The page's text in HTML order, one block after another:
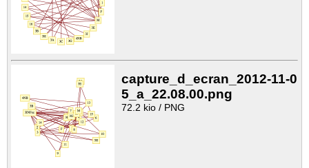
capture_d_ecran_2012-11-0
5_a_22.08.00.png
72.2 kio / PNG